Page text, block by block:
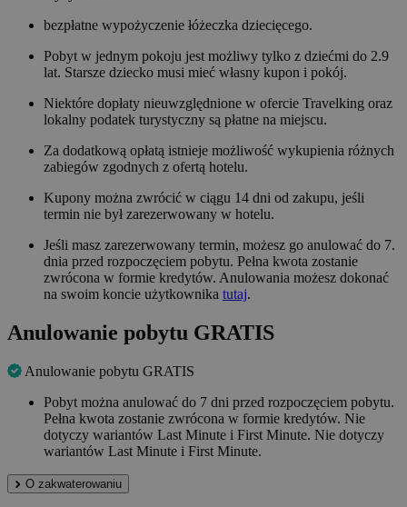
bezpłatne wypożyczenie łóżeczka dziecięcego.
Pobyt w jednym pokoju jest możliwy tylko z dziećmi do 2.9
lat. Starsze dziecko musi mieć własny kupon i pokój.
Niektóre dopłaty nieuwzględnione w ofercie Travelking oraz
lokalny podatek turystyczny są płatne na miejscu.
Za dodatkową opłatą istnieje możliwość wykupienia różnych
zabiegów zgodnych z ofertą hotelu.
Kupony można zwrócić w ciągu 14 dni od zakupu, jeśli
termin nie był zarezerwowany w hotelu.
Jeśli masz zarezerwowany termin, możesz go anulować do 7.
dnia przed rozpoczęciem pobytu. Pełna kwota zostanie
zwrócona w formie kredytów. Anulowania możesz dokonać
na swoim koncie użytkownika tutaj.
Anulowanie pobytu GRATIS
Anulowanie pobytu GRATIS
Pobyt można anulować do 7 dni przed rozpoczęciem pobytu.
Pełna kwota zostanie zwrócona w formie kredytów. Nie
dotyczy wariantów Last Minute i First Minute. Nie dotyczy
wariantów Last Minute i First Minute.
O zakwaterowaniu